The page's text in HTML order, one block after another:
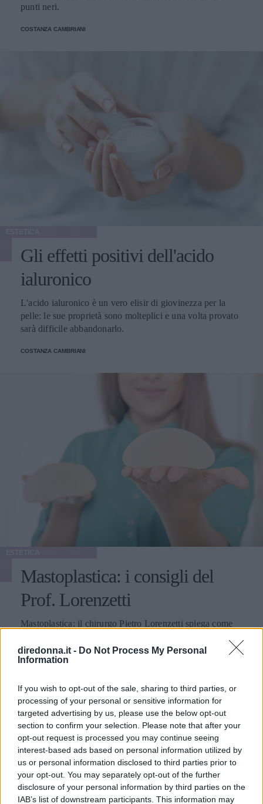
diredonna.it - Do Not Process My Personal
Information
If you wish to opt-out of the sale, sharing to third parties, or
processing of your personal or sensitive information for
targeted advertising by us, please use the below opt-out
section to confirm your selection. Please note that after your
opt-out request is processed you may continue seeing
interest-based ads based on personal information utilized by
us or personal information disclosed to third parties prior to
your opt-out. You may separately opt-out of the further
disclosure of your personal information by third parties on the
IAB’s list of downstream participants. This information may
punti neri.
COSTANZA CAMBRIANI
Gli effetti positivi dell'acido
ialuronico
L'acido ialuronico è un vero elisir di giovinezza per la
pelle: le sue proprietà sono molteplici e una volta provato
sarà difficile abbandonarlo.
COSTANZA CAMBRIANI
Mastoplastica: i consigli del
Prof. Lorenzetti
Mastoplastica: il chirurgo Pietro Lorenzetti spiega come
tempi, vantaggi e complicazioni.